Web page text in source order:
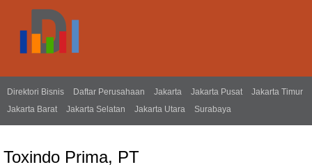
Direktori Bisnis Daftar Perusahaan Jakarta Jakarta Pusat
Jakarta Timur
Jakarta Barat
Jakarta Selatan Jakarta Utara Surabaya
Toxindo Prima, PT